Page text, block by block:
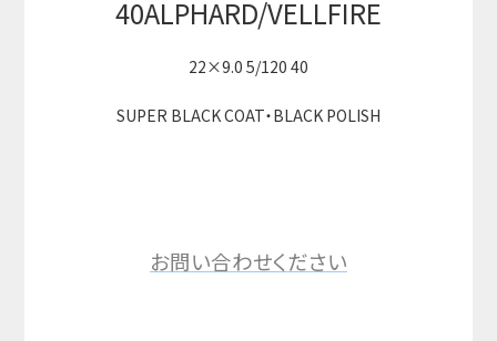
40ALPHARD/VELLFIRE
22×9.0 5/120 40
SUPER BLACK COAT・BLACK POLISH
お問い合わせください